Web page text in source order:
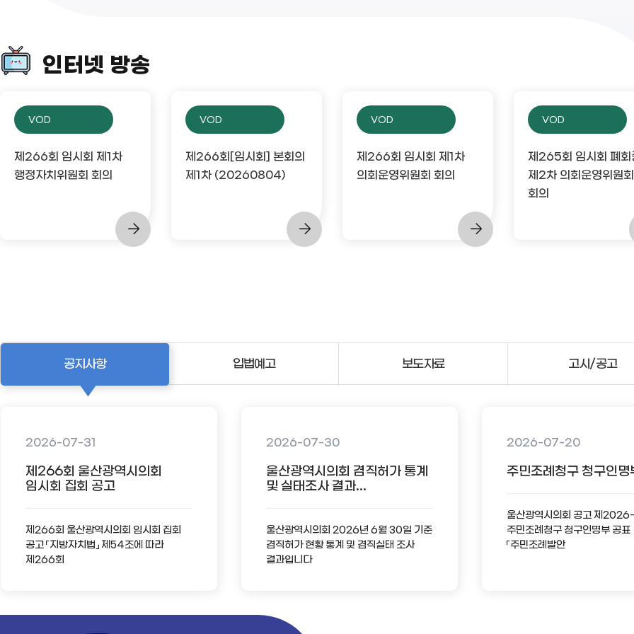
인터넷 방송
VOD
제266회 임시회 제1차
행정자치위원회 회의
VOD
제266회[임시회] 본회의
제1차 (20260804)
VOD
제266회 임시회 제1차
의회운영위원회 회의
VOD
제265회 임시회 폐회
제2차 의회운영위원회
회의
공지사항
2026-07-31
제266회 울산광역시의회
임시회 집회 공고
제266회 울산광역시의회 임시회 집회
공고 「지방자치법」 제54조에 따라
제266회
2026-07-30
울산광역시의회 겸직허가 통계
및 실태조사 결과...
울산광역시의회 2026년 6월 30일 기준
겸직허가 현황 통계 및 겸직실태 조사
결과입니다
2026-07-20
주민조례청구 청구인명
울산광역시의회 공고 제
주민조례청구 청구인명부 공표
「주민조례발안
입법예고 보도자료 고시/공고